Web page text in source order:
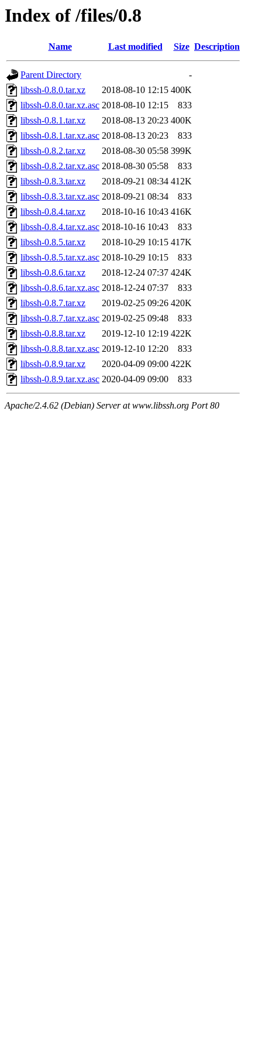
Index of /files/0.8
Name Last modified Size Description
Parent Directory
-
libssh-0.8.0.tar.xz
2018-08-10 12:15 400K
libssh-0.8.0.tar.xz.asc 2018-08-10 12:15
833
libssh-0.8.1.tar.xz
2018-08-13 20:23 400K
libssh-0.8.1.tar.xz.asc 2018-08-13 20:23
833
libssh-0.8.2.tar.xz
2018-08-30 05:58 399K
libssh-0.8.2.tar.xz.asc 2018-08-30 05:58
833
libssh-0.8.3.tar.xz
2018-09-21 08:34 412K
libssh-0.8.3.tar.xz.asc 2018-09-21 08:34
833
libssh-0.8.4.tar.xz
2018-10-16 10:43 416K
libssh-0.8.4.tar.xz.asc 2018-10-16 10:43
833
libssh-0.8.5.tar.xz
2018-10-29 10:15 417K
libssh-0.8.5.tar.xz.asc 2018-10-29 10:15
833
libssh-0.8.6.tar.xz
2018-12-24 07:37 424K
libssh-0.8.6.tar.xz.asc 2018-12-24 07:37
833
libssh-0.8.7.tar.xz
2019-02-25 09:26 420K
libssh-0.8.7.tar.xz.asc 2019-02-25 09:48
833
libssh-0.8.8.tar.xz
2019-12-10 12:19 422K
libssh-0.8.8.tar.xz.asc 2019-12-10 12:20
833
libssh-0.8.9.tar.xz
2020-04-09 09:00 422K
libssh-0.8.9.tar.xz.asc 2020-04-09 09:00 833
Apache/2.4.62 (Debian) Server at www.libssh.org Port 80